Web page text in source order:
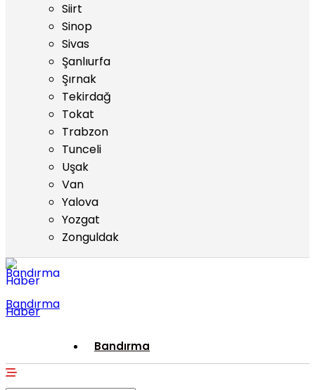
Siirt
Sinop
Sivas
Şanlıurfa
Şırnak
Tekirdağ
Tokat
Trabzon
Tunceli
Uşak
Van
Yalova
Yozgat
Zonguldak
Bandırma
Haber
Bandırma